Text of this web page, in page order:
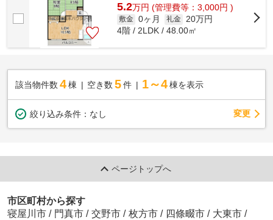
5.2万円 (管理費等：3,000円 )
敷金 0ヶ月 礼金
20万円
4階 / 2LDK / 48.00㎡
該当物件数 4棟 空き数 5 件 1～4 棟を表示
絞り込み条件： なし 変更
ページトップへ
市区町村から探す
寝屋川市 / 門真市 / 交野市 / 枚方市 / 四條畷市 / 大東市 /